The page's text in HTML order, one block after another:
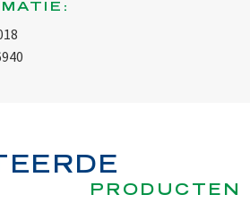
PRODUCTEN